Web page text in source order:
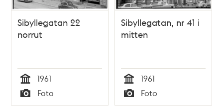
Sibyllegatan 22
norrut
Tid
1961
Typ
Foto
Sibyllegatan, nr 41 i
mitten
Tid
1961
Typ
Foto